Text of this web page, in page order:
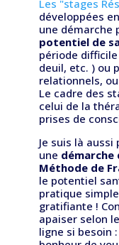
Les "stages
développées
une démarche
potentiel de
période
deuil, etc. ) ou
relationnels,
Le cadre des
celui de la
prises de
Je suis là
une démarche
Méthode de
le potentiel
pratique
gratifiante !
apaiser selon
ligne si besoin